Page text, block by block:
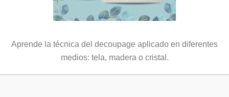
Aprende la técnica del decoupage aplicado en diferentes
medios: tela, madera o cristal.